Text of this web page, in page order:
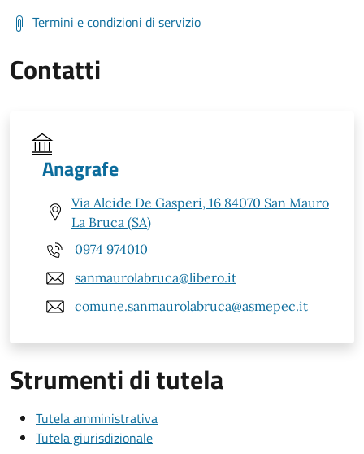
Termini e condizioni di servizio
Contatti
Anagrafe
Via Alcide De Gasperi, 16 84070 San Mauro
La Bruca (SA)
0974 974010
sanmaurolabruca@libero.it
comune.sanmaurolabruca@asmepec.it
Strumenti di tutela
Tutela amministrativa
Tutela giurisdizionale